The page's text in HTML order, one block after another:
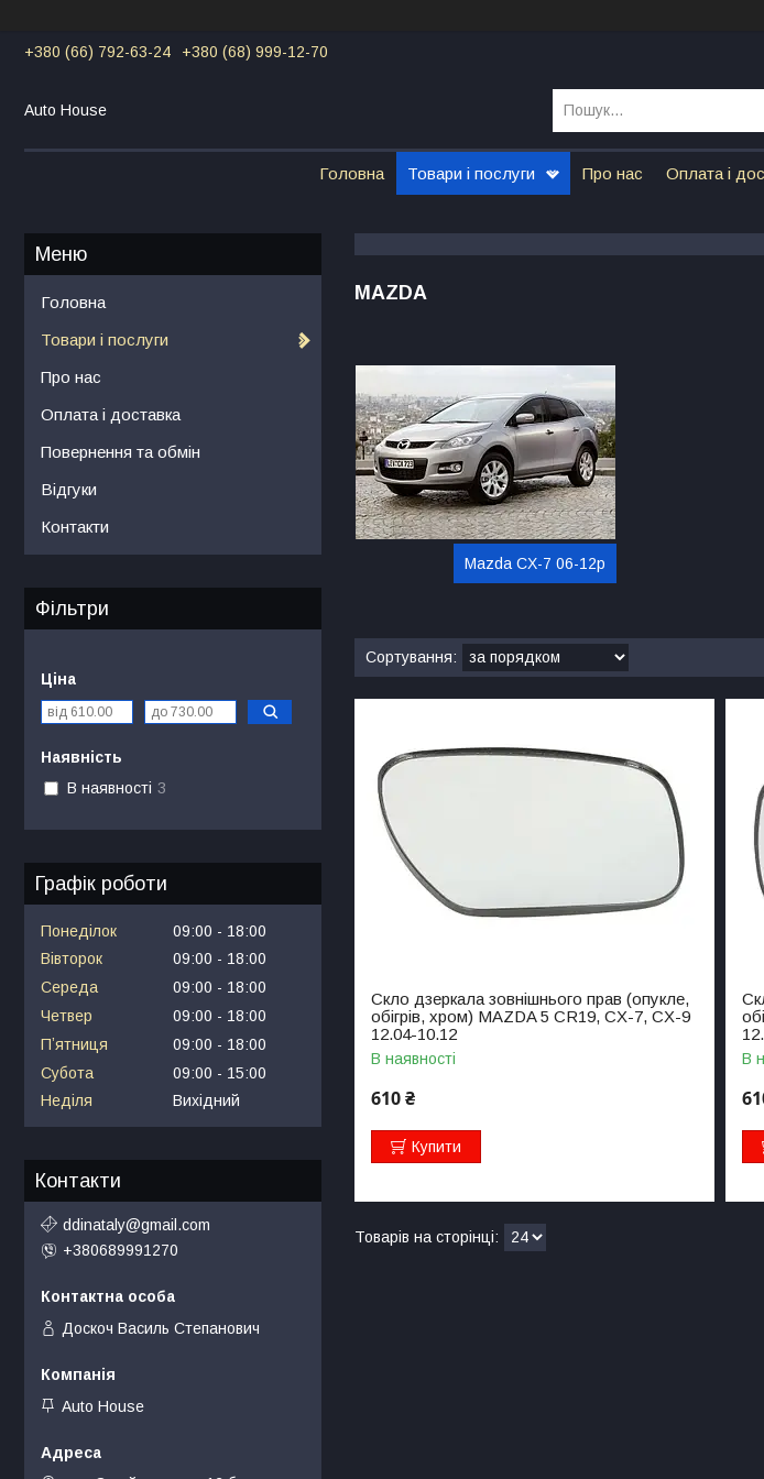
+380 (66) 792-63-24 +380 (68) 999-12-70
Auto House
Головна Товари і послуги Про нас Оплата і
MAZDA
Mazda CX-7 06-12р
Скло дзеркала зовнішнього прав (опукле,
обігрів, хром) MAZDA 5 CR19, CX-7, CX-9
12.04-10.12
В наявності
610 ₴
Купити
В
Головна
Товари і послуги
Про нас
Оплата і доставка
Повернення та обмін
Відгуки
Контакти
Фільтри
Ціна
Наявність
В наявності 3
Графік роботи
Понеділок 09:00
18:00
Вівторок
09:00
18:00
Середа
09:00
18:00
Четвер
09:00
18:00
Пʼятниця
09:00
18:00
Субота
09:00
15:00
Неділя
Вихідний
Контакти
ddinataly@gmail.com
+380689991270
Доскоч Василь Степанович
Auto House